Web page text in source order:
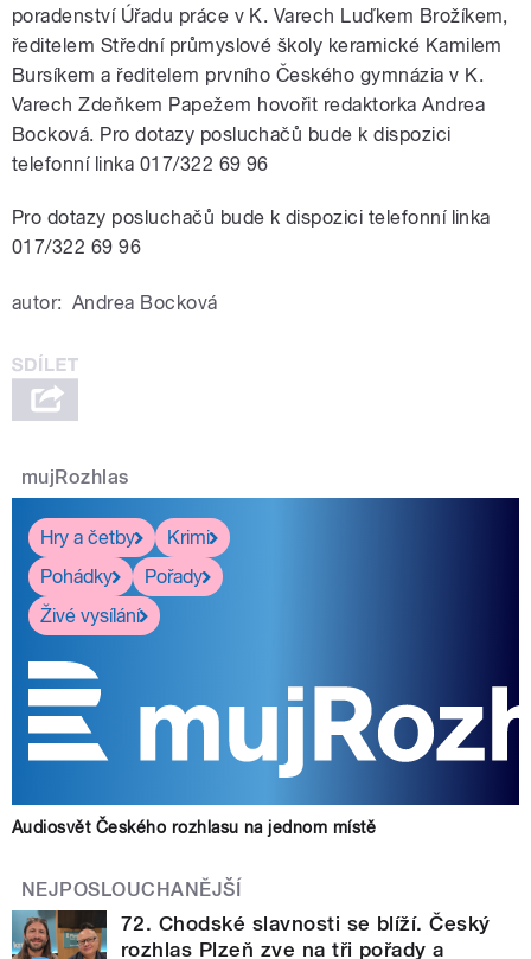
poradenství Úřadu práce v K. Varech Luďkem Brožíkem,
ředitelem Střední průmyslové školy keramické Kamilem
Bursíkem a ředitelem prvního Českého gymnázia v K.
Varech Zdeňkem Papežem hovořit redaktorka Andrea
Bocková. Pro dotazy posluchačů bude k dispozici
telefonní linka 017/322 69 96
Pro dotazy posluchačů bude k dispozici telefonní linka
017/322 69 96
autor: Andrea Bocková
mujRozhlas
Hry a četby
Krimi
Pohádky
Pořady
Živé vysílání
Audiosvět Českého rozhlasu na jednom místě
NEJPOSLOUCHANĚJŠÍ
72. Chodské slavnosti se blíží. Český
rozhlas Plzeň zve na tři pořady a